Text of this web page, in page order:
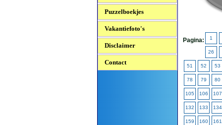
Puzzelboekjes
Vakantiefoto's
Disclaimer
Contact
Pagina: 1
26
51 52 53
78 79 80
105 106 107
132 133 134
159 160 161